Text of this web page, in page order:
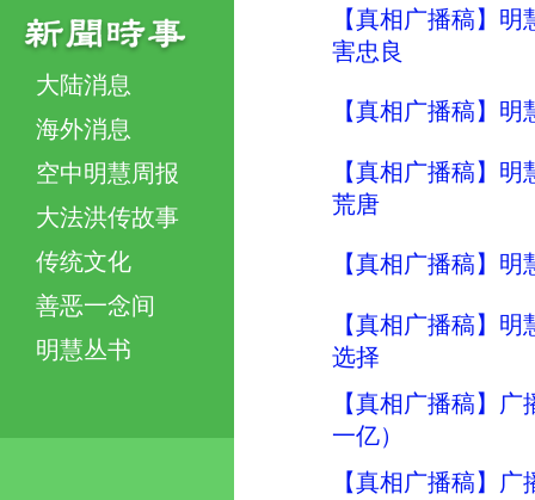
大陆消息
海外消息
空中明慧周报
大法洪传故事
传统文化
善恶一念间
明慧丛书
【真相广播稿】
害忠良
【真相广播稿】
【真相广播稿】
荒唐
【真相广播稿】
【真相广播稿】
选择
【真相广播稿】
一亿）
【真相广播稿】